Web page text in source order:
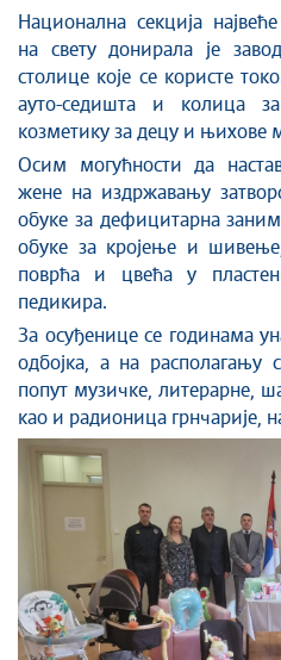
Национална секција
на свету донирала је
столице које се користе
ауто-седишта и колица
козметику за децу и њихове
Осим могућности да
жене на издржавању
обуке за дефицитарна
обуке за кројење и
поврћа и цвећа у
педикира.
За осуђенице се годинама
одбојка, а на располагању
попут музичке, литерарне,
као и радионица грнчарије,